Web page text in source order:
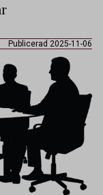
Publicerad 2025-11-06